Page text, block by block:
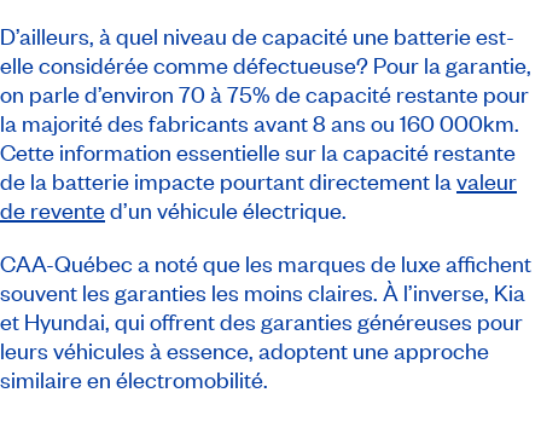
D’ailleurs, à quel niveau de capacité une batterie est-
elle considérée comme défectueuse? Pour la garantie,
on parle d’environ 70 à 75% de capacité restante pour
la majorité des fabricants avant 8 ans ou 160 000km.
Cette information essentielle sur la capacité restante
de la batterie impacte pourtant directement la valeur
de revented’un véhicule électrique.
CAA-Québec a noté que les marques de luxe affichent
souvent les garanties les moins claires. À l’inverse, Kia
et Hyundai, qui offrent des garanties généreuses pour
leurs véhicules à essence, adoptent une approche
similaire en électromobilité.